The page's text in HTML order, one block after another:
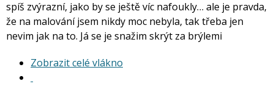
spíš zvýrazní, jako by se ještě víc nafoukly… ale je pravda,
že na malování jsem nikdy moc nebyla, tak třeba jen
nevim jak na to. Já se je snažim skrýt za brýlemi
Zobrazit celé vlákno